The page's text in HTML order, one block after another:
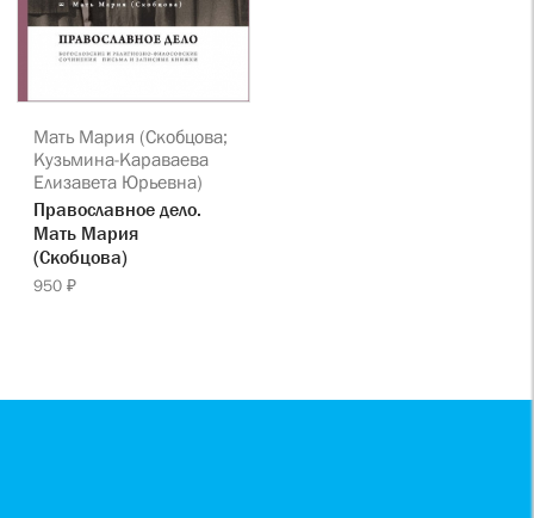
Мать Мария (Скобцова;
Кузьмина-Караваева
Елизавета Юрьевна)
Православное дело.
Мать Мария
(Скобцова)
950 ₽